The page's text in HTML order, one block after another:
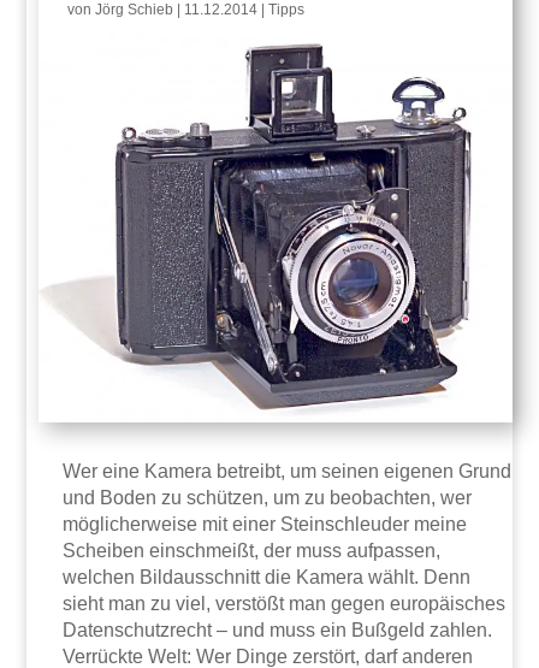
vonJörg Schieb 11.12.2014 |Tipps
Wer eine Kamera betreibt, um seinen eigenen Grund
und Boden zu schützen, um zu beobachten, wer
möglicherweise mit einer Steinschleuder meine
Scheiben einschmeißt, der muss aufpassen,
welchen Bildausschnitt die Kamera wählt. Denn
sieht man zu viel, verstößt man gegen europäisches
Datenschutzrecht – und muss ein Bußgeld zahlen.
Verrückte Welt: Wer Dinge zerstört, darf anderen